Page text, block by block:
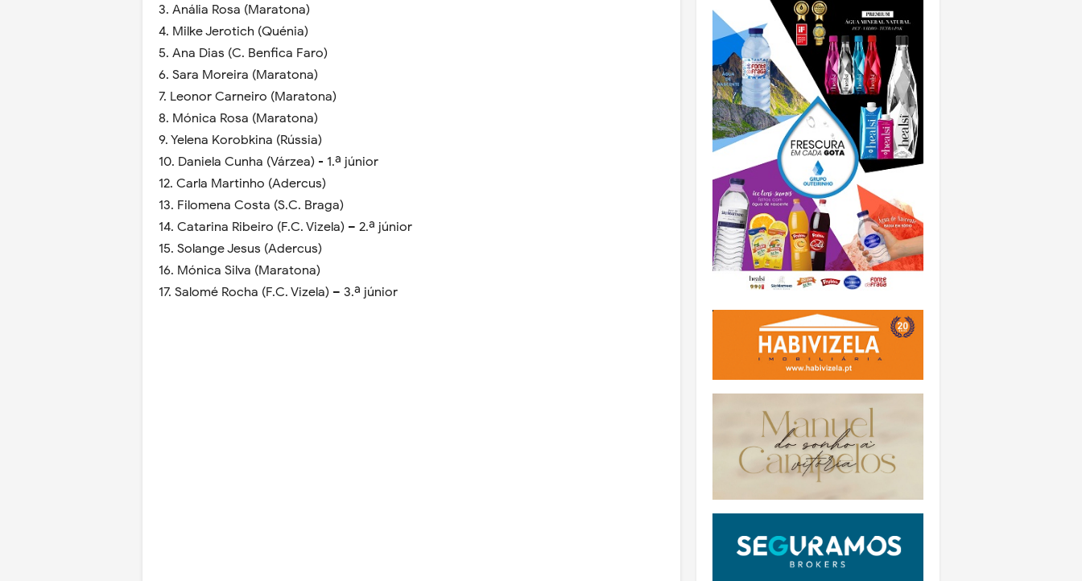
3. Anália Rosa (Maratona)
4. Milke Jerotich (Quénia)
5. Ana Dias (C. Benfica Faro)
6. Sara Moreira (Maratona)
7. Leonor Carneiro (Maratona)
8. Mónica Rosa (Maratona)
9. Yelena Korobkina (Rússia)
10. Daniela Cunha (Várzea) - 1.ª júnior
12. Carla Martinho (Adercus)
13. Filomena Costa (S.C. Braga)
14. Catarina Ribeiro (F.C. Vizela) – 2.ª júnior
15. Solange Jesus (Adercus)
16. Mónica Silva (Maratona)
17. Salomé Rocha (F.C. Vizela) – 3.ª júnior